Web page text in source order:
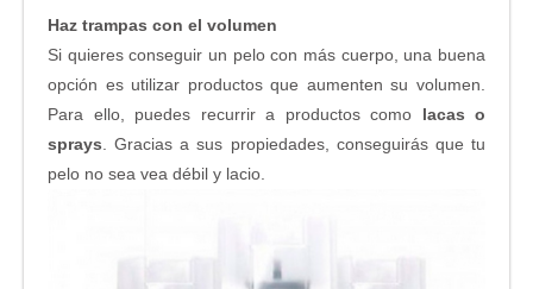
Haz trampas con el volumen
Si quieres conseguir un pelo con más cuerpo, una buena
opción es utilizar productos que aumenten su volumen.
Para ello, puedes recurrir a productos como lacas o
sprays. Gracias a sus propiedades, conseguirás que tu
pelo no sea vea débil y lacio.